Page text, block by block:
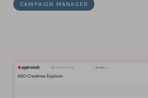
CAMPAIGN MANAGER